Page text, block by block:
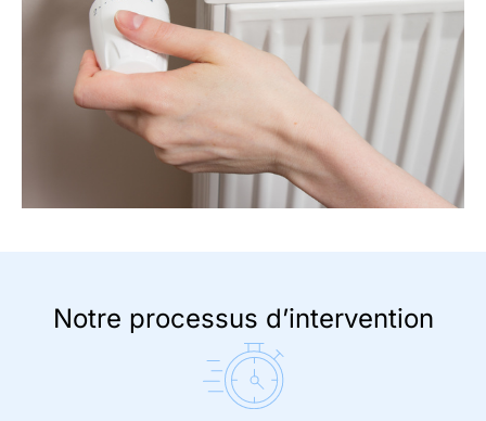
Notre processus d’intervention